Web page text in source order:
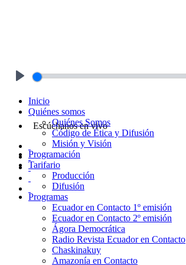
Escúchanos en vivo
Inicio
Quiénes somos
Quiénes Somos
Código de Ética y Difusión
Misión y Visión
Programación
Tarifario
Producción
Difusión
Programas
Ecuador en Contacto 1º emisión
Ecuador en Contacto 2º emisión
Ágora Democrática
Radio Revista Ecuador en Contacto
Chaskinakuy
Amazonía en Contacto